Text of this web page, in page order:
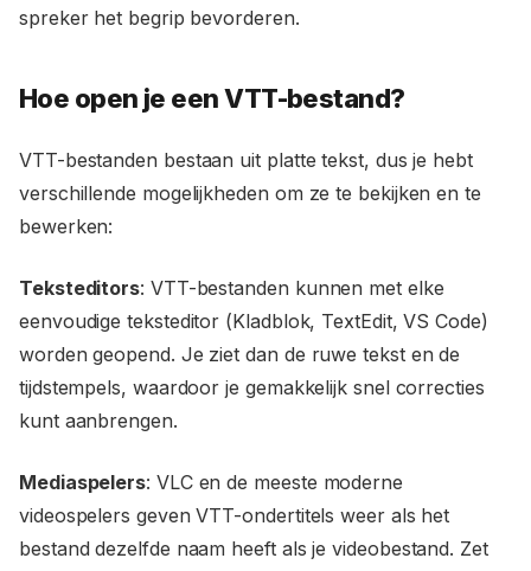
spreker het begrip bevorderen.
Hoe open je een VTT-bestand?
VTT-bestanden bestaan uit platte tekst, dus je hebt
verschillende mogelijkheden om ze te bekijken en te
bewerken:
Teksteditors: VTT-bestanden kunnen met elke
eenvoudige teksteditor (Kladblok, TextEdit, VS Code)
worden geopend. Je ziet dan de ruwe tekst en de
tijdstempels, waardoor je gemakkelijk snel correcties
kunt aanbrengen.
Mediaspelers: VLC en de meeste moderne
videospelers geven VTT-ondertitels weer als het
bestand dezelfde naam heeft als je videobestand. Zet